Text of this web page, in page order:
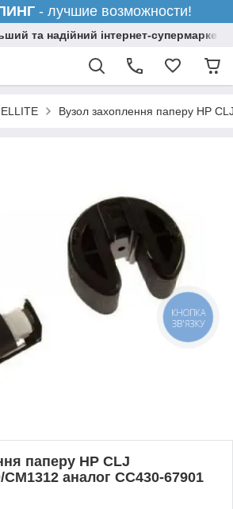
- лучшие возможности!
та надійний інтернет-супермаркет
Вузол захоплення паперу HP
паперу HP CLJ
аналог CC430-67901
КНОПКА
ЗВ'ЯЗКУ